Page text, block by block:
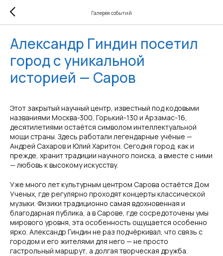
Галерея событий
Александр Гиндин посетил
город с уникальной
историей — Саров
Этот закрытый научный центр, известный под кодовыми
названиями Москва-300, Горький-130 и Арзамас-16,
десятилетиями остаётся символом интеллектуальной
мощи страны. Здесь работали легендарные учёные —
Андрей Сахаров и Юлий Харитон. Сегодня город, как и
прежде, хранит традиции научного поиска, а вместе с ними
— любовь к высокому искусству.
Уже много лет культурным центром Сарова остаётся Дом
Ученых, где регулярно проходят концерты классической
музыки. Физики традиционно самая вдохновенная и
благодарная публика, а в Сарове, где сосредоточены умы
мирового уровня, эта особенность ощущается особенно
ярко. Александр Гиндин не раз подчёркивал, что связь с
городом и его жителями для него — не просто
гастрольный маршрут, а долгая творческая дружба.